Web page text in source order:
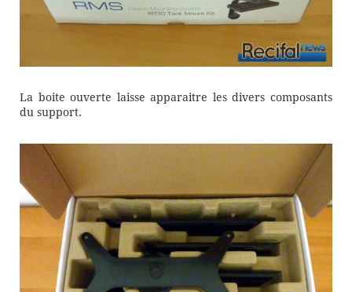
La boite ouverte laisse apparaitre les divers composants
du support.